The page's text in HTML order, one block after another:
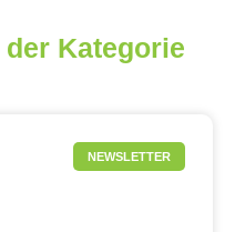
Kategorie
NEWSLETTER